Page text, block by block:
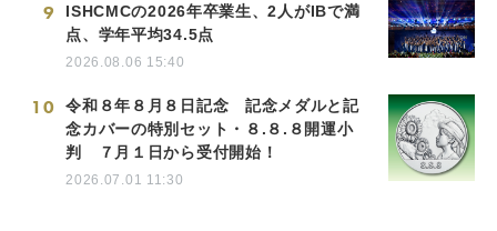
9
ISHCMCの2026年卒業生、2人がIBで満
点、学年平均34.5点
2026.08.06 15:40
10
令和８年８月８日記念 記念メダルと記
念カバーの特別セット・８.８.８開運小
判 ７月１日から受付開始！
2026.07.01 11:30